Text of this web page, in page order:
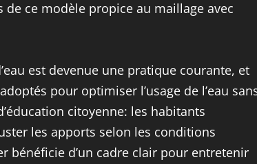
ce modèle propice au maillage avec
est devenue une pratique courante, et
pour optimiser l’usage de l’eau
citoyenne: les habitants
les apports selon les conditions
bénéficie d’un cadre clair pour entretenir